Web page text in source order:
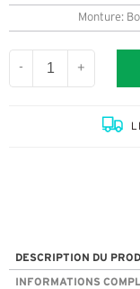
Monture:
- +
DESCRIPTION DU
INFORMATIONS